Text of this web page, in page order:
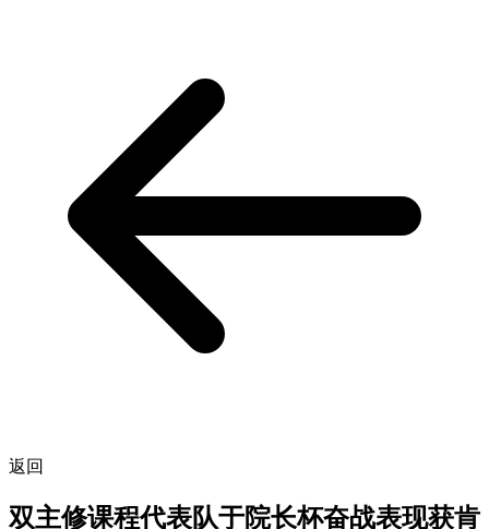
返回
双主修课程代表队于院长杯奋战表现获肯